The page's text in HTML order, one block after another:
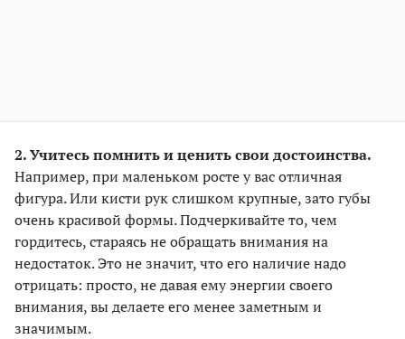
2. Учитесь помнить и ценить свои достоинства.
Например, при маленьком росте у вас отличная
фигура. Или кисти рук слишком крупные, зато губы
очень красивой формы. Подчеркивайте то, чем
гордитесь, стараясь не обращать внимания на
недостаток. Это не значит, что его наличие надо
отрицать: просто, не давая ему энергии своего
внимания, вы делаете его менее заметным и
значимым.